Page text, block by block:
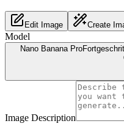
Edit Image Create
Model
Nano Banana Pro
Image Description